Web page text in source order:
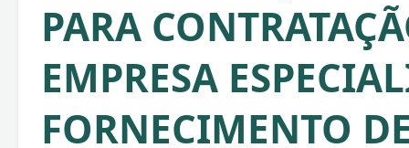
PARA
EMPRESA
FORNECIMENTO